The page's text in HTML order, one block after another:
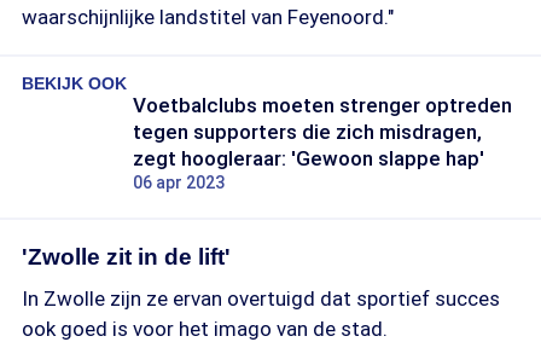
waarschijnlijke landstitel van Feyenoord."
BEKIJK OOK
Voetbalclubs moeten strenger optreden
tegen supporters die zich misdragen,
zegt hoogleraar: 'Gewoon slappe hap'
06 apr 2023
'Zwolle zit in de lift'
In Zwolle zijn ze ervan overtuigd dat sportief succes
ook goed is voor het imago van de stad.